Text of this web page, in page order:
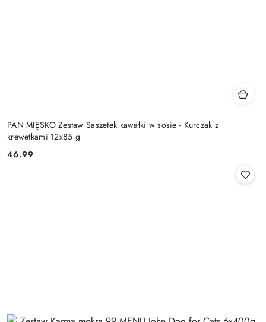
PAN MIĘSKO Zestaw Saszetek kawałki w sosie - Kurczak z
krewetkami 12x85 g
Cena:
46.99